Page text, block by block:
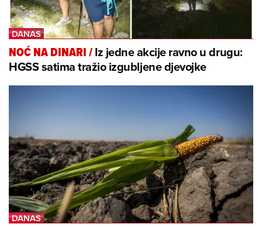
NOĆ NA DINARI/Iz jedne akcije ravno u drugu:
HGSS satima tražio izgubljene djevojke